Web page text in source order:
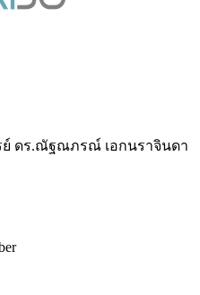
ย์ ดร.ณัฐณภรณ์ เอกนราจินดา